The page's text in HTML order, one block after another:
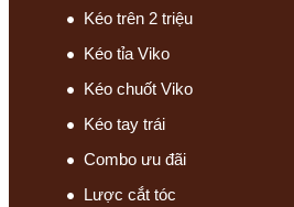
Kéo trên 2 triệu
Kéo tỉa Viko
Kéo chuốt Viko
Kéo tay trái
Combo ưu đãi
Lược cắt tóc